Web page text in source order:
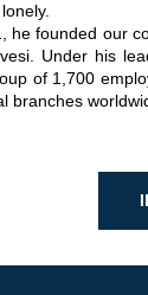
he founded our
Under his
of 1,700
branches